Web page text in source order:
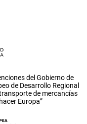
del Gobierno de
de Desarrollo Regional
de mercancías
Europa”